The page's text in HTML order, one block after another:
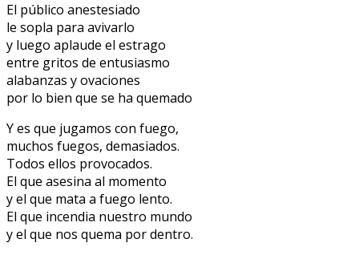
El público anestesiado
le sopla para avivarlo
y luego aplaude el estrago
entre gritos de entusiasmo
alabanzas y ovaciones
por lo bien que se ha quemado
Y es que jugamos con fuego,
muchos fuegos, demasiados.
Todos ellos provocados.
El que asesina al momento
y el que mata a fuego lento.
El que incendia nuestro mundo
y el que nos quema por dentro.